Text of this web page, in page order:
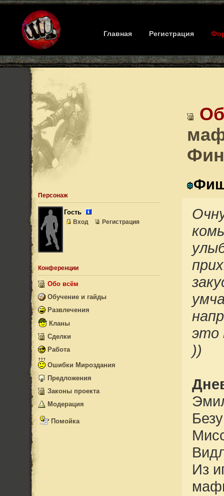
Главная Регистрация
Персонаж
Гость
Вход Регистрация
Конференции
Обо всём
Обучение и гайды
Игровой мир
Локации
Квесты и События
Развлечения
Радио проекта
Кулинария OldBK2
Азартные игры
Видео
Кланы
Сделки
Работа
Ошибки Мироздания
Предложения
Законы проекта
Модерация
Орден Света
Помойка
это
))
Из